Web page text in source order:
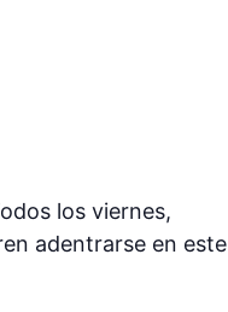
los viernes,
adentrarse en este